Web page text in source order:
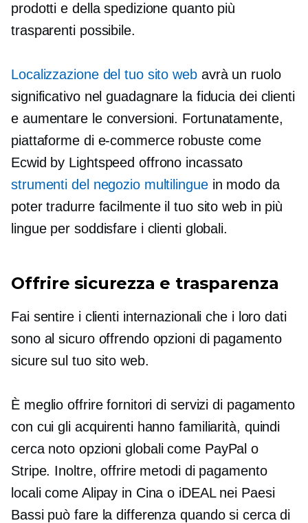
prodotti e della spedizione quanto più
trasparenti possibile.
Localizzazione del tuo sito webavrà un ruolo
significativo nel guadagnare la fiducia dei clienti
e aumentare le conversioni. Fortunatamente,
piattaforme di e-commerce robuste come
Ecwid by Lightspeed offrono incassato
strumenti del negozio multilinguein modo da
poter tradurre facilmente il tuo sito web in più
lingue per soddisfare i clienti globali.
Offrire sicurezza e trasparenza
Fai sentire i clienti internazionali che i loro dati
sono al sicuro offrendo opzioni di pagamento
sicure sul tuo sito web.
È meglio offrire fornitori di servizi di pagamento
con cui gli acquirenti hanno familiarità, quindi
cerca noto opzioni globali come PayPal o
Stripe. Inoltre, offrire metodi di pagamento
locali come Alipay in Cina o iDEAL nei Paesi
Bassi può fare la differenza quando si cerca di